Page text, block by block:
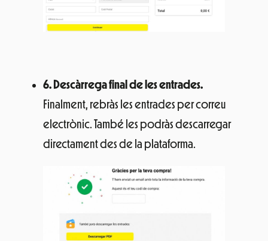
6. Descàrrega final de les entrades.
Finalment, rebràs les entrades per correu
electrònic. També les podràs descarregar
directament des de la plataforma.